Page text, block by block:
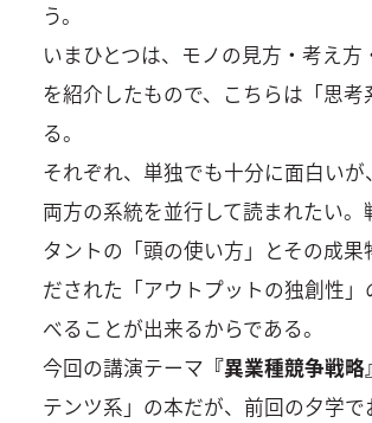
う。
いまひとつは、モノの見方・考え方
を紹介したもので、こちらは「思考
る。
それぞれ、単独でも十分に面白いが
両方の系統を並行して読まれたい。
タントの「頭の使い方」とその成果
だされた「アウトプットの独創性」
べることが出来るからである。
今回の講演テーマ 『異業種競争戦略』
テンツ系」の本だが、前回の夕学で